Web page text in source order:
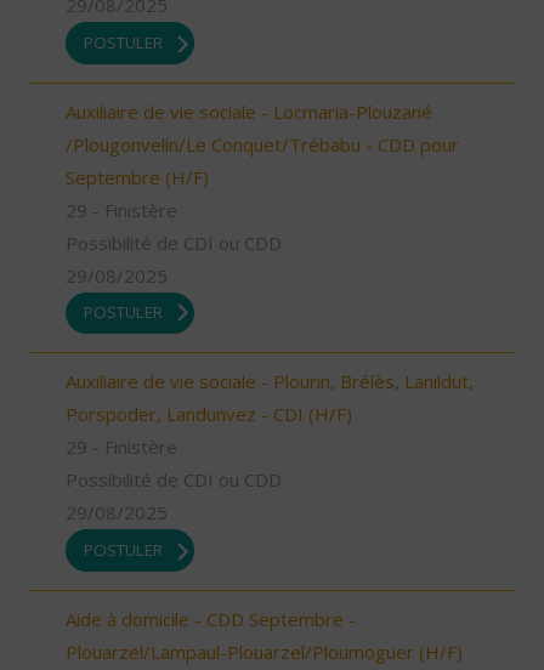
29/08/2025
POSTULER
Auxiliaire de vie sociale - Locmaria-Plouzané
/Plougonvelin/Le Conquet/Trébabu - CDD pour
Septembre (H/F)
29 - Finistère
Possibilité de CDI ou CDD
29/08/2025
POSTULER
Auxiliaire de vie sociale - Plourin, Brélès, Lanildut,
Porspoder, Landunvez - CDI (H/F)
29 - Finistère
Possibilité de CDI ou CDD
29/08/2025
POSTULER
Aide à domicile - CDD Septembre -
Plouarzel/Lampaul-Plouarzel/Ploumoguer (H/F)